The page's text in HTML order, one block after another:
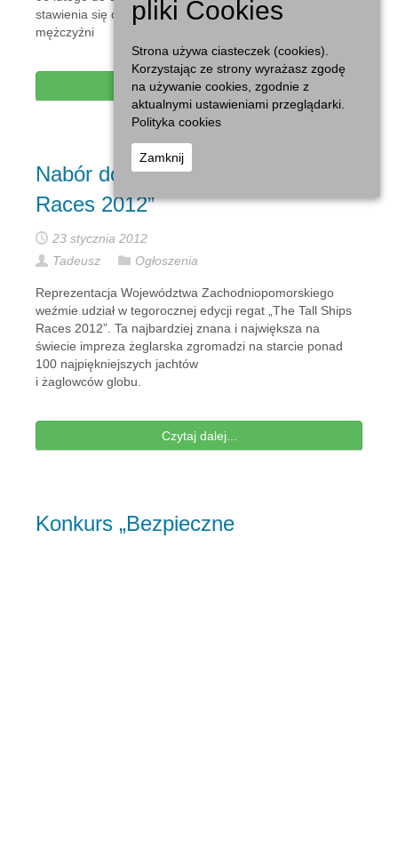
stawienia się do kwalifikacji wojskowej podlegają
mężczyźni
Czytaj dalej...
Nabór do regat „The Tall Ships
Races 2012”
23 stycznia 2012
Tadeusz
Ogłoszenia
Reprezentacja Województwa Zachodniopomorskiego
weźmie udział w tegorocznej edycji regat „The Tall Ships
Races 2012”. Ta najbardziej znana i największa na
świecie impreza żeglarska zgromadzi na starcie ponad
100 najpiękniejszych jachtów
i żaglowców globu.
Czytaj dalej...
Konkurs „Bezpieczne
pliki Cookies
Strona używa ciasteczek (cookies).
Korzystając ze strony wyrażasz zgodę
na używanie cookies, zgodnie z
aktualnymi ustawieniami przeglądarki.
Polityka cookies
Zamknij